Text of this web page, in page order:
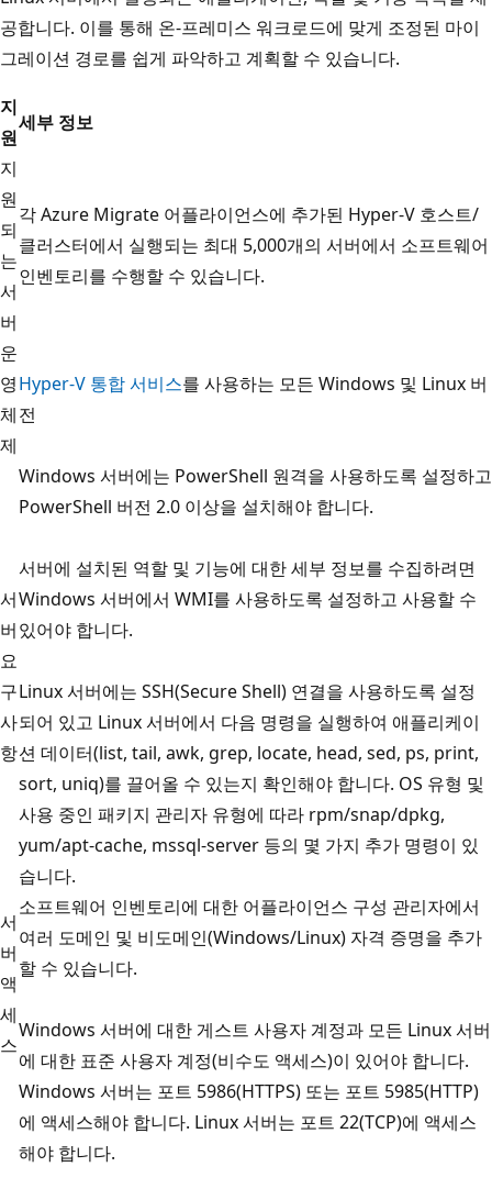
공합니다. 이를 통해 온-프레미스 워크로드에 맞게 조정된 마이
그레이션 경로를 쉽게 파악하고 계획할 수 있습니다.
지
원
세부 정보
지
원
되
는
서
버
각 Azure Migrate 어플라이언스에 추가된 Hyper-V 호스트/
클러스터에서 실행되는 최대 5,000개의 서버에서 소프트웨어
인벤토리를 수행할 수 있습니다.
운
영
체
제
Hyper-V 통합 서비스를 사용하는 모든 Windows 및 Linux 버
전
서
버
요
구
사
항
Windows 서버에는 PowerShell 원격을 사용하도록 설정하고
PowerShell 버전 2.0 이상을 설치해야 합니다.
서버에 설치된 역할 및 기능에 대한 세부 정보를 수집하려면
Windows 서버에서 WMI를 사용하도록 설정하고 사용할 수
있어야 합니다.
Linux 서버에는 SSH(Secure Shell) 연결을 사용하도록 설정
되어 있고 Linux 서버에서 다음 명령을 실행하여 애플리케이
션 데이터(list, tail, awk, grep, locate, head, sed, ps, print,
sort, uniq)를 끌어올 수 있는지 확인해야 합니다. OS 유형 및
사용 중인 패키지 관리자 유형에 따라 rpm/snap/dpkg,
yum/apt-cache, mssql-server 등의 몇 가지 추가 명령이 있
습니다.
서
버
액
세
스
소프트웨어 인벤토리에 대한 어플라이언스 구성 관리자에서
여러 도메인 및 비도메인(Windows/Linux) 자격 증명을 추가
할 수 있습니다.
Windows 서버에 대한 게스트 사용자 계정과 모든 Linux 서버
에 대한 표준 사용자 계정(비수도 액세스)이 있어야 합니다.
Windows 서버는 포트 5986(HTTPS) 또는 포트 5985(HTTP)
에 액세스해야 합니다. Linux 서버는 포트 22(TCP)에 액세스
해야 합니다.